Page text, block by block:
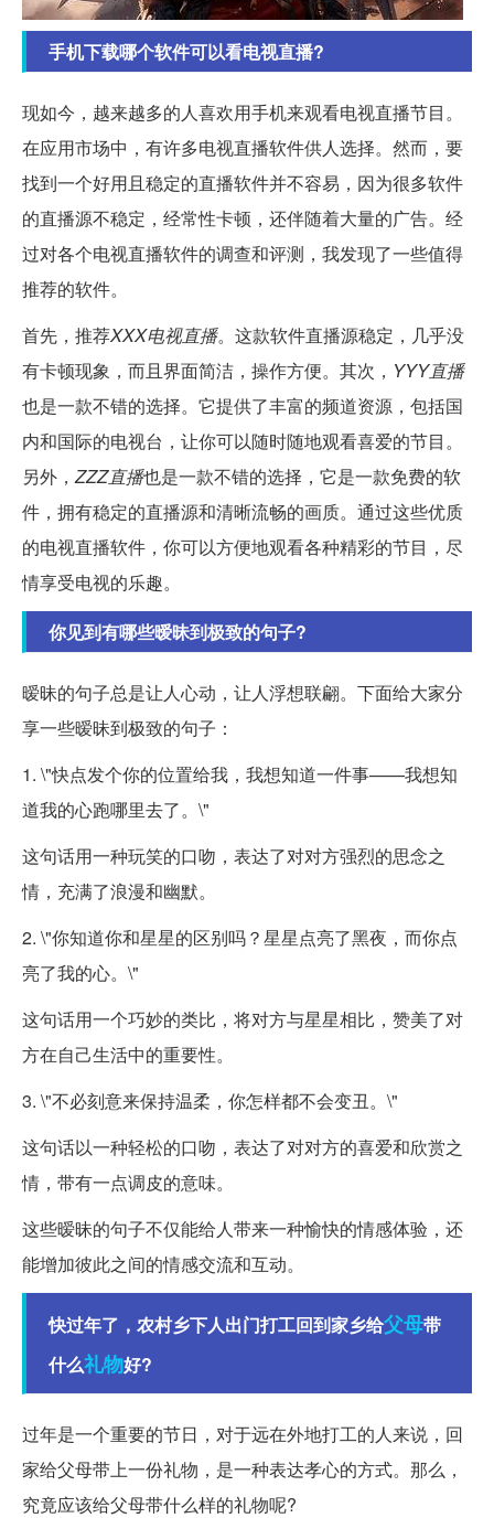
手机下载哪个软件可以看电视直播?
现如今，越来越多的人喜欢用手机来观看电视直播节目。
在应用市场中，有许多电视直播软件供人选择。然而，要
找到一个好用且稳定的直播软件并不容易，因为很多软件
的直播源不稳定，经常性卡顿，还伴随着大量的广告。经
过对各个电视直播软件的调查和评测，我发现了一些值得
推荐的软件。
首先，推荐XXX电视直播。这款软件直播源稳定，几乎没
有卡顿现象，而且界面简洁，操作方便。其次， YYY直播
也是一款不错的选择。它提供了丰富的频道资源，包括国
内和国际的电视台，让你可以随时随地观看喜爱的节目。
另外，ZZZ直播也是一款不错的选择，它是一款免费的软
件，拥有稳定的直播源和清晰流畅的画质。通过这些优质
的电视直播软件，你可以方便地观看各种精彩的节目，尽
情享受电视的乐趣。
你见到有哪些暧昧到极致的句子?
暧昧的句子总是让人心动，让人浮想联翩。下面给大家分
享一些暧昧到极致的句子：
1. \"快点发个你的位置给我，我想知道一件事——我想知
道我的心跑哪里去了。\"
这句话用一种玩笑的口吻，表达了对对方强烈的思念之
情，充满了浪漫和幽默。
2. \"你知道你和星星的区别吗？星星点亮了黑夜，而你点
亮了我的心。\"
这句话用一个巧妙的类比，将对方与星星相比，赞美了对
方在自己生活中的重要性。
3. \"不必刻意来保持温柔，你怎样都不会变丑。\"
这句话以一种轻松的口吻，表达了对对方的喜爱和欣赏之
情，带有一点调皮的意味。
这些暧昧的句子不仅能给人带来一种愉快的情感体验，还
能增加彼此之间的情感交流和互动。
快过年了，农村乡下人出门打工回到家乡给父母带
什么礼物好?
过年是一个重要的节日，对于远在外地打工的人来说，回
家给父母带上一份礼物，是一种表达孝心的方式。那么，
究竟应该给父母带什么样的礼物呢?